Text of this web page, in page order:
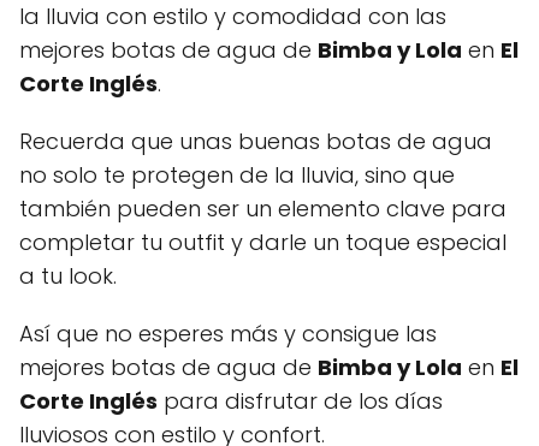
la lluvia con estilo y comodidad con las
mejores botas de agua de Bimba y Lola en El
Corte Inglés.
Recuerda que unas buenas botas de agua
no solo te protegen de la lluvia, sino que
también pueden ser un elemento clave para
completar tu outfit y darle un toque especial
a tu look.
Así que no esperes más y consigue las
mejores botas de agua de Bimba y Lola en El
Corte Inglés para disfrutar de los días
lluviosos con estilo y confort.